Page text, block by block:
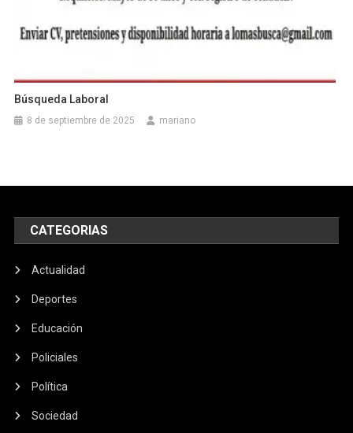
Búsqueda Laboral
8 de septiembre de 2025 mariano
CATEGORIAS
Actualidad
Deportes
Educación
Policiales
Política
Sociedad